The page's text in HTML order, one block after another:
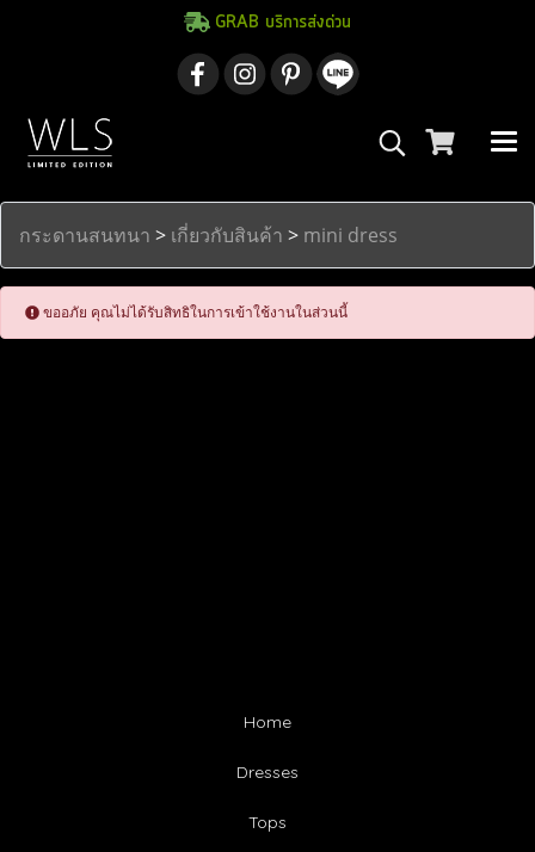
GRAB บริการส่งด่วน
กระดานสนทนา > เกี่ยวกับสินค้า > mini dress
ขออภัย คุณไม่ได้รับสิทธิในการเข้าใช้งานในส่วนนี้
Home
Dresses
Tops